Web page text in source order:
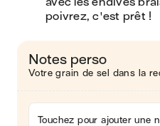
poivrez, c'est prêt !
Notes perso
Votre grain de sel dans la
Touchez pour ajouter une